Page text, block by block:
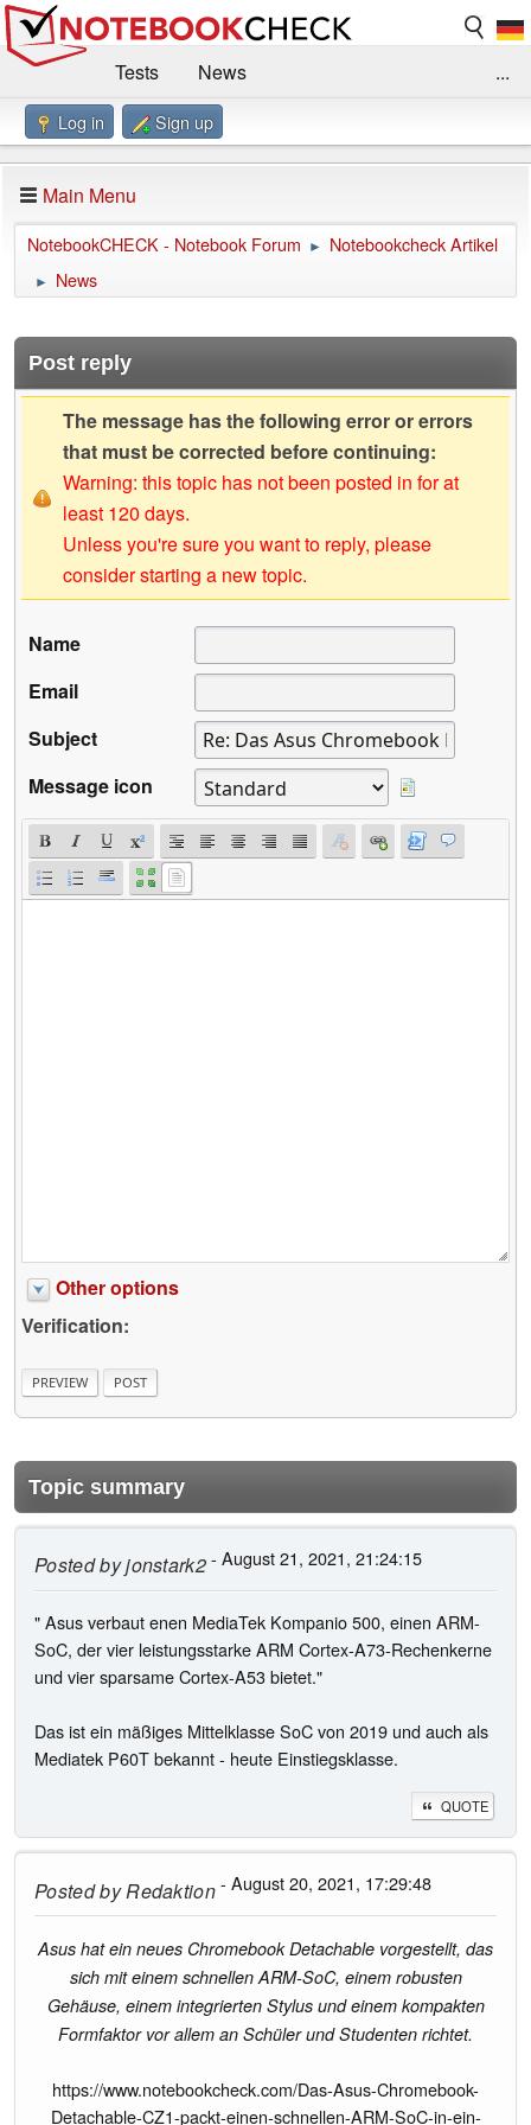
Tests
News
Benchmarks / Technik
Forum
Impressum
...
Log in Sign up
Main Menu
NotebookCHECK - Notebook Forum ► Notebookcheck Artikel
► News
Post reply
The message has the following error or errors
that must be corrected before continuing:
Warning: this topic has not been posted in for at
least 120 days.
Unless you're sure you want to reply, please
consider starting a new topic.
Name
Email
Subject
Message icon
Other options
Verification:
Topic summary
Posted byjonstark2- August 21, 2021, 21:24:15
" Asus verbaut enen MediaTek Kompanio 500, einen ARM-
SoC, der vier leistungsstarke ARM Cortex-A73-Rechenkerne
und vier sparsame Cortex-A53 bietet."
Das ist ein mäßiges Mittelklasse SoC von 2019 und auch als
Mediatek P60T bekannt - heute Einstiegsklasse.
QUOTE
Posted byRedaktion- August 20, 2021, 17:29:48
Asus hat ein neues Chromebook Detachable vorgestellt, das
sich mit einem schnellen ARM-SoC, einem robusten
Gehäuse, einem integrierten Stylus und einem kompakten
Formfaktor vor allem an Schüler und Studenten richtet.
https://www.notebookcheck.com/Das-Asus-Chromebook-
Detachable-CZ1-packt-einen-schnellen-ARM-SoC-in-ein-